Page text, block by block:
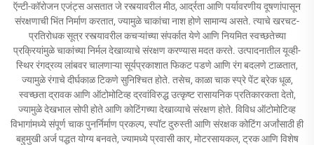
ऍन्टी-कॉरोजन एजंट्स असतात जे रस्त्यावरील मीठ, आर्द्रता आणि पर्यावरणीय दूषणांपासून
संरक्षणाची भिंत निर्माण करतात, ज्यामुळे चाकांचा नाश होणे सामान्य असते. त्याचे खरचट-
प्रतिरोधक सूत्र रस्त्यावरील कचऱ्यांच्या संपर्कात येणे आणि नियमित स्वच्छतेच्या
प्रक्रियांमुळे चाकांच्या निर्मल देखाव्याचे संरक्षण करण्यास मदत करते. उत्पादनातील यूव्ही-
स्थिर रंगद्रव्य लांबवर चालणाऱ्या सूर्यप्रकाशात फिकट पडणे आणि रंग बदलणे टाळतात,
ज्यामुळे रंगाचे दीर्घकाळ टिकणे सुनिश्चित होते. तसेच, काळा चाक स्प्रे पेंट ब्रेक धूळ,
स्वच्छता द्रावक आणि ऑटोमोटिव्ह द्रवांविरुद्ध उत्कृष्ट रासायनिक प्रतिकारकता देतो,
ज्यामुळे देखभाल सोपी होते आणि कोटिंगच्या देखाव्याचे संरक्षण होते. विविध ऑटोमोटिव्ह
विभागांमध्ये संपूर्ण चाक पुनर्निर्माण प्रकल्प, स्पॉट दुरुस्ती आणि संरक्षक कोटिंग अर्जांसाठी ही
बहुमुखी अर्ज पद्धत योग्य बनवते, ज्यामध्ये प्रवासी कार, मोटरसायकल, ट्रक आणि विशेष